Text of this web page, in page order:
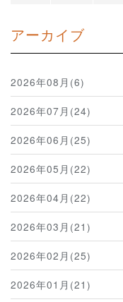
アーカイブ
2026年08月(6)
2026年07月(24)
2026年06月(25)
2026年05月(22)
2026年04月(22)
2026年03月(21)
2026年02月(25)
2026年01月(21)